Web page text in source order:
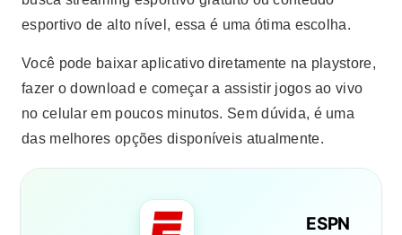
esportivo de alto nível, essa é uma ótima escolha.
Você pode baixar aplicativo diretamente na playstore,
fazer o download e começar a assistir jogos ao vivo
no celular em poucos minutos. Sem dúvida, é uma
das melhores opções disponíveis atualmente.
ESPN